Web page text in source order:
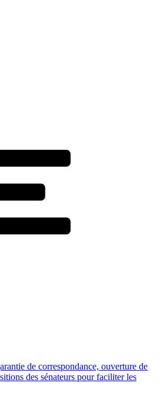
de correspondance, ouverture de
des sénateurs pour faciliter les